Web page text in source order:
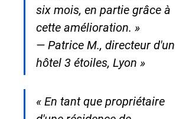
six mois, en partie grâce à
cette amélioration. »
— Patrice M., directeur d'un
hôtel 3 étoiles, Lyon »
« En tant que propriétaire